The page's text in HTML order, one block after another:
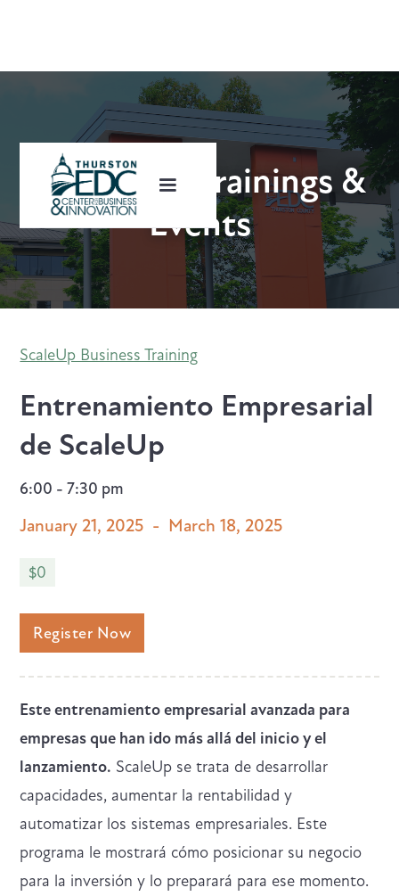
Upcoming Trainings &
Events
ScaleUp Business Training
Entrenamiento Empresarial
de ScaleUp
6:00 - 7:30 pm
January 21, 2025 - March 18, 2025
$0
Register Now
Este entrenamiento empresarial avanzada para
empresas que han ido más allá del inicio y el
lanzamiento. ScaleUp se trata de desarrollar
capacidades, aumentar la rentabilidad y
automatizar los sistemas empresariales. Este
programa le mostrará cómo posicionar su negocio
para la inversión y lo preparará para ese momento.